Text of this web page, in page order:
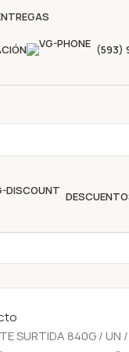
(593)
SURTIDA 840G / UN